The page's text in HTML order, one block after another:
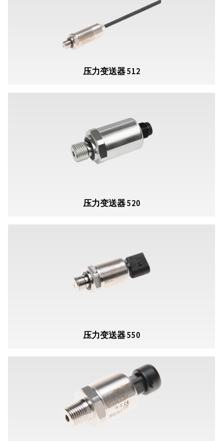
压力变送器 512
压力变送器 520
压力变送器 550